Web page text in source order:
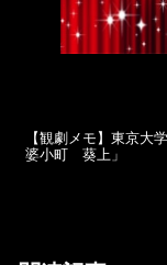
【観劇メモ】東京大
婆小町 葵上」